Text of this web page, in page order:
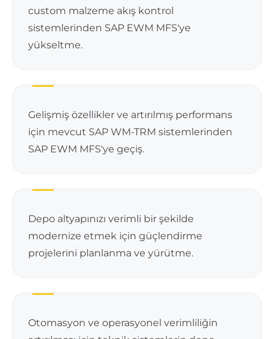
custom malzeme akış kontrol
sistemlerinden SAP EWM MFS'ye
yükseltme.
Gelişmiş özellikler ve artırılmış performans
için mevcut SAP WM-TRM sistemlerinden
SAP EWM MFS'ye geçiş.
Depo altyapınızı verimli bir şekilde
modernize etmek için güçlendirme
projelerini planlanma ve yürütme.
Otomasyon ve operasyonel verimliliğin